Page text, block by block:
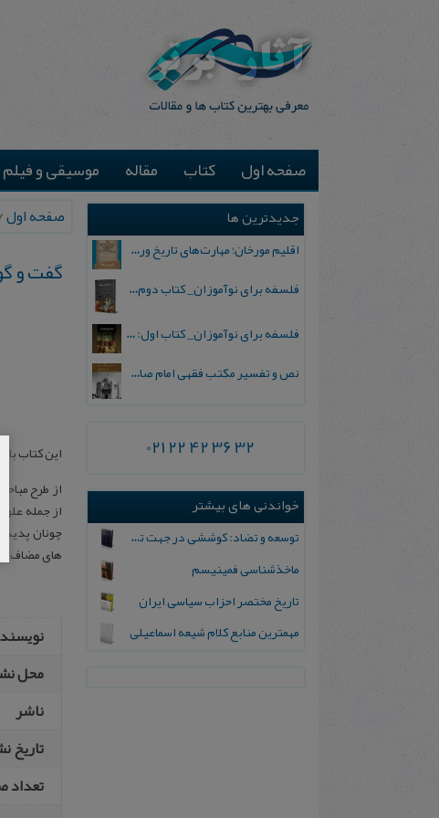
صفحه اول کتاب مقاله موسیقی و فیلم
صفحه اول
گ‍ف‍ت‌ و
این‌ ک‍ت‍اب‌ ب‍ا
از طرح
از جمله
چونان
های مضاف،
محل
ناشر
تاریخ
تعداد
جدیدترین ها
اقلیم مورخان؛ مهارت‌های تاریخ ورزی علمی
فلسفه برای نوآموزان_ کتاب دوم: پرسش درباره واقعیت و معرفت
فلسفه برای نوآموزان_ کتاب اول: تردید در باورهای رایج
نص و تفسیر مکتب فقهی امام صادق علیه السلام
021 22 42 36 32
خواندنی های بیشتر
توسعه و تضاد: کوششی در جهت تحلیل انقلاب اسلامی و مسائل اجتماعی ایران
ماخذشناسی فمینیسم
تاریخ مختصر احزاب سیاسی ایران
مهمترین منابع کلام شیعه اسماعیلی